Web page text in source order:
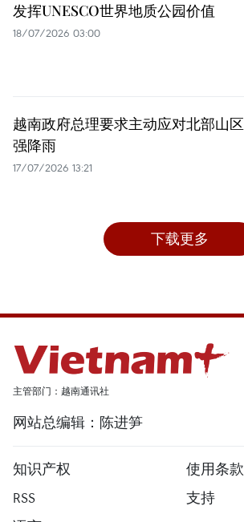
发挥UNESCO世界地质公园价值
18/07/2026 03:00
越南政府总理要求主动应对北部山区
强降雨
17/07/2026 13:21
下载更多
主管部门：越南通讯社
网站总编辑：陈进笋
知识产权
使用条款
RSS
支持